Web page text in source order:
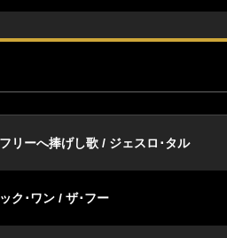
リーへ捧げし歌 / ジェスロ･タル
ク･ワン / ザ･フー